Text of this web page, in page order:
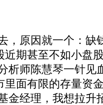
原因就一个：缺
期甚至不如小盘
析师陈慧琴一针见
面有限的存量资
金经理，我想拉升